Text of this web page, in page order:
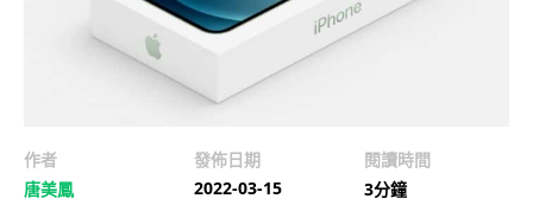
作者
唐美鳳
發佈日期
2022-03-15
閱讀時間
3分鐘